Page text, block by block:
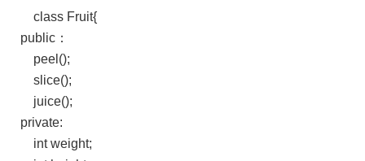
class Fruit{
public：
peel();
slice();
juice();
private:
int weight;